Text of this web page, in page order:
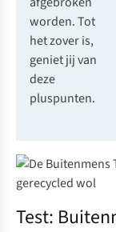
worden. Tot
het zover is,
geniet jij van
deze
pluspunten.
Test: